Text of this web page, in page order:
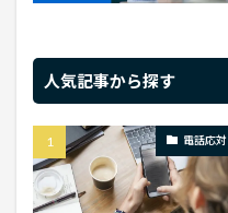
人気記事から探す
電話応対